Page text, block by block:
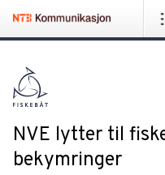
NVE lytter til
bekymringer